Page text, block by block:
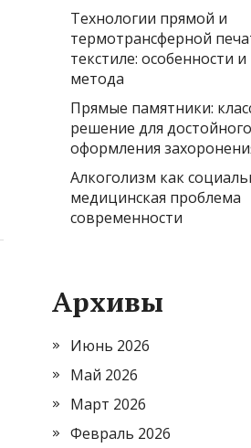
Технологии прямой и
термотрансферной
текстиле: особенности
метода
Прямые памятники:
решение для достойного
оформления
Алкоголизм как
медицинская проблема
современности
Архивы
Июнь 2026
Май 2026
Март 2026
Февраль 2026